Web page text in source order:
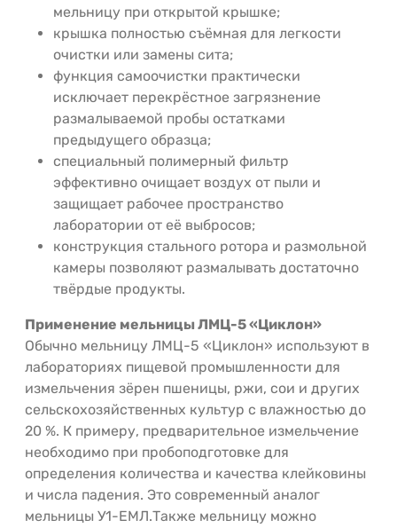
мельницу при открытой крышке;
крышка полностью съёмная для легкости
очистки или замены сита;
функция самоочистки практически
исключает перекрёстное загрязнение
размалываемой пробы остатками
предыдущего образца;
специальный полимерный фильтр
эффективно очищает воздух от пыли и
защищает рабочее пространство
лаборатории от её выбросов;
конструкция стального ротора и размольной
камеры позволяют размалывать достаточно
твёрдые продукты.
Применение мельницы ЛМЦ-5 «Циклон»
Обычно мельницу ЛМЦ-5 «Циклон» используют в
лабораториях пищевой промышленности для
измельчения зёрен пшеницы, ржи, сои и других
сельскохозяйственных культур с влажностью до
20 %. К примеру, предварительное измельчение
необходимо при пробоподготовке для
определения количества и качества клейковины
и числа падения. Это современный аналог
мельницы У1-ЕМЛ.Также мельницу можно